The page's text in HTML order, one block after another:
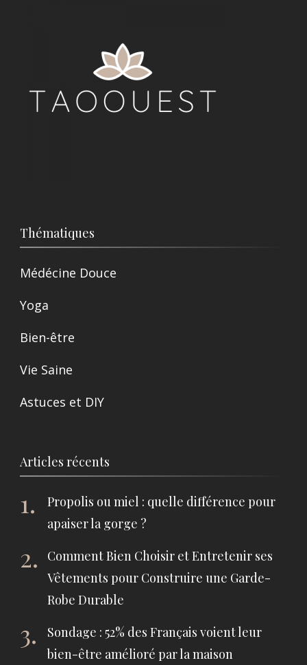
Thématiques
Médécine Douce
Yoga
Bien-être
Vie Saine
Astuces et DIY
Articles récents
Propolis ou miel : quelle différence pour
apaiser la gorge ?
Comment Bien Choisir et Entretenir ses
Vêtements pour Construire une Garde-
Robe Durable
Sondage : 52% des Français voient leur
bien-être amélioré par la maison